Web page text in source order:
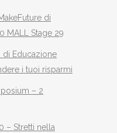
di
MALL Stage 29
Educazione
i tuoi risparmi
– 2
– Stretti nella